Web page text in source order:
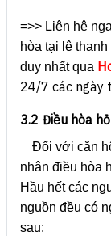
=>> Liên hệ
hòa tại lê
duy nhất qua
24/7 các ngày
3.2 Điều hòa
Đối với căn
nhân điều hòa
Hầu hết các
nguồn đều có
sau: